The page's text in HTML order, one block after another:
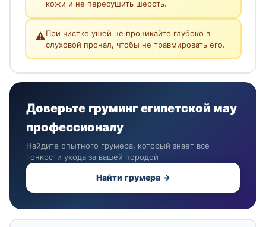
кожи и не пересушить шерсть.
⚠️При чистке ушей не проникайте глубоко в
слуховой пронал, чтобы не травмировать его.
Доверьте груминг египетской мау
профессионалу
Найдите опытного грумера, который знает все
тонкости ухода за вашей породой
Найти грумера →